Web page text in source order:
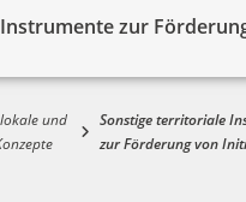
zur
und
Sonstige territoriale
zur Förderung von